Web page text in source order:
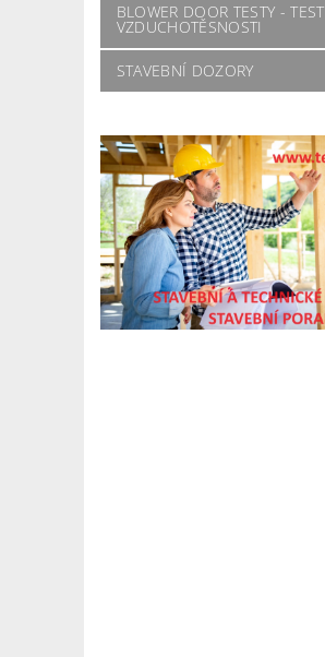
BLOWER DOOR TESTY - TEST
VZDUCHOTĚSNOSTI
STAVEBNÍ DOZORY